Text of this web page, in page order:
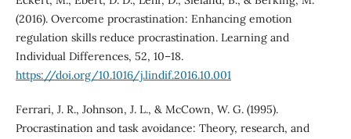
(2016). Overcome procrastination: Enhancing emotion
regulation skills reduce procrastination. Learning and
Individual Differences, 52, 10–18.
https://doi.org/10.1016/j.lindif.2016.10.001
Ferrari, J. R., Johnson, J. L., & McCown, W. G. (1995).
Procrastination and task avoidance: Theory, research, and